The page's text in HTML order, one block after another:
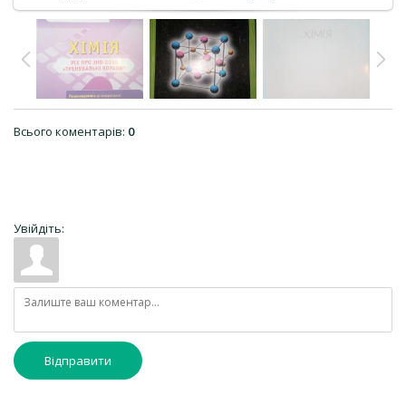
Всього коментарів: 0
Увійдіть:
Відправити